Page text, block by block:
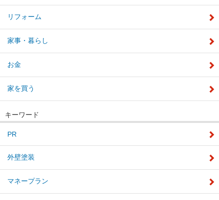
リフォーム
家事・暮らし
お金
家を買う
キーワード
PR
外壁塗装
マネープラン